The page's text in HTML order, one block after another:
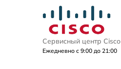
Сервисный центр Cisco
Ежедневно с 9:00 до 21:00